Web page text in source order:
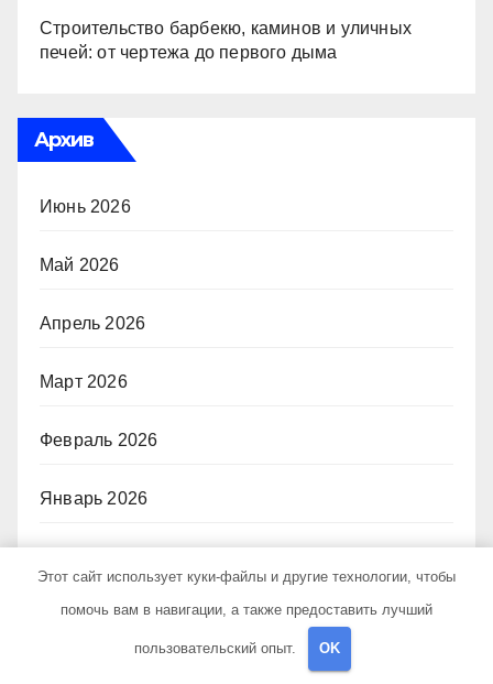
Строительство барбекю, каминов и уличных
печей: от чертежа до первого дыма
Архив
Июнь 2026
Май 2026
Апрель 2026
Март 2026
Февраль 2026
Январь 2026
Август 2024
Этот сайт использует куки-файлы и другие технологии, чтобы
помочь вам в навигации, а также предоставить лучший
пользовательский опыт. OK